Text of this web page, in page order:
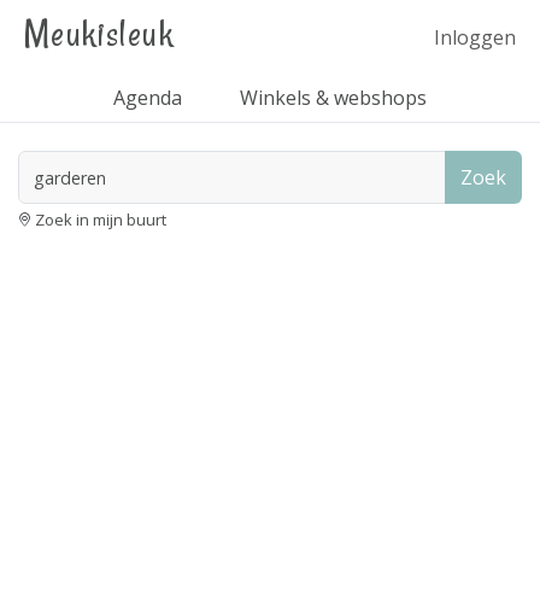
Meukisleuk Inloggen
Agenda Winkels & webshops
Zoek
Zoek in mijn buurt